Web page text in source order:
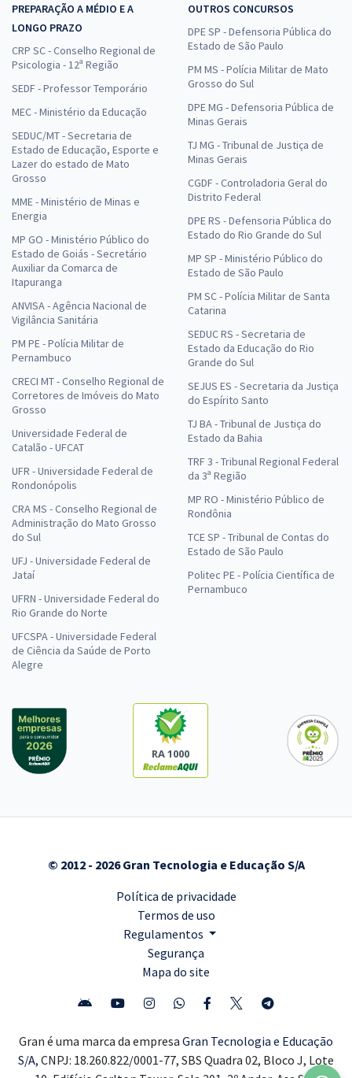
PREPARAÇÃO A MÉDIO E A
LONGO PRAZO
CRP SC - Conselho Regional de
Psicologia - 12ª Região
SEDF - Professor Temporário
MEC - Ministério da Educação
SEDUC/MT - Secretaria de
Estado de Educação, Esporte e
Lazer do estado de Mato
Grosso
MME - Ministério de Minas e
Energia
MP GO - Ministério Público do
Estado de Goiás - Secretário
Auxiliar da Comarca de
Itapuranga
ANVISA - Agência Nacional de
Vigilância Sanitária
PM PE - Polícia Militar de
Pernambuco
CRECI MT - Conselho Regional de
Corretores de Imóveis do Mato
Grosso
Universidade Federal de
Catalão - UFCAT
UFR - Universidade Federal de
Rondonópolis
CRA MS - Conselho Regional de
Administração do Mato Grosso
do Sul
UFJ - Universidade Federal de
Jataí
UFRN - Universidade Federal do
Rio Grande do Norte
UFCSPA - Universidade Federal
de Ciência da Saúde de Porto
Alegre
OUTROS CONCURSOS
DPE SP - Defensoria Pública do
Estado de São Paulo
PM MS - Polícia Militar de Mato
Grosso do Sul
DPE MG - Defensoria Pública de
Minas Gerais
TJ MG - Tribunal de Justiça de
Minas Gerais
CGDF - Controladoria Geral do
Distrito Federal
DPE RS - Defensoria Pública do
Estado do Rio Grande do Sul
MP SP - Ministério Público do
Estado de São Paulo
PM SC - Polícia Militar de Santa
Catarina
SEDUC RS - Secretaria de
Estado da Educação do Rio
Grande do Sul
SEJUS ES - Secretaria da Justiça
do Espírito Santo
TJ BA - Tribunal de Justiça do
Estado da Bahia
TRF 3 - Tribunal Regional Federal
da 3ª Região
MP RO - Ministério Público de
Rondônia
TCE SP - Tribunal de Contas do
Estado de São Paulo
Politec PE - Polícia Científica de
Pernambuco
RA 1000
© 2012 - 2026 Gran Tecnologia e Educação S/A
Política de privacidade
Termos de uso
Regulamentos
Segurança
Mapa do site
Gran é uma marca da empresa Gran Tecnologia e Educação
S/A, CNPJ: 18.260.822/0001-77, SBS Quadra 02, Bloco J, Lote